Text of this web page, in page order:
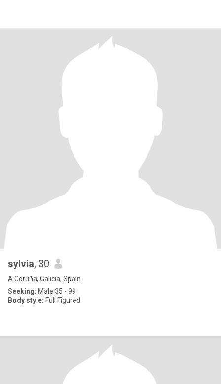
sylvia, 30
A Coruña, Galicia, Spain
Seeking: Male 35 - 99
Body style: Full Figured